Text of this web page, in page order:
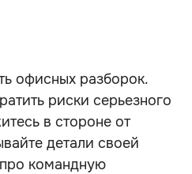
офисных разборок.
риски серьезного
в стороне от
детали своей
командную